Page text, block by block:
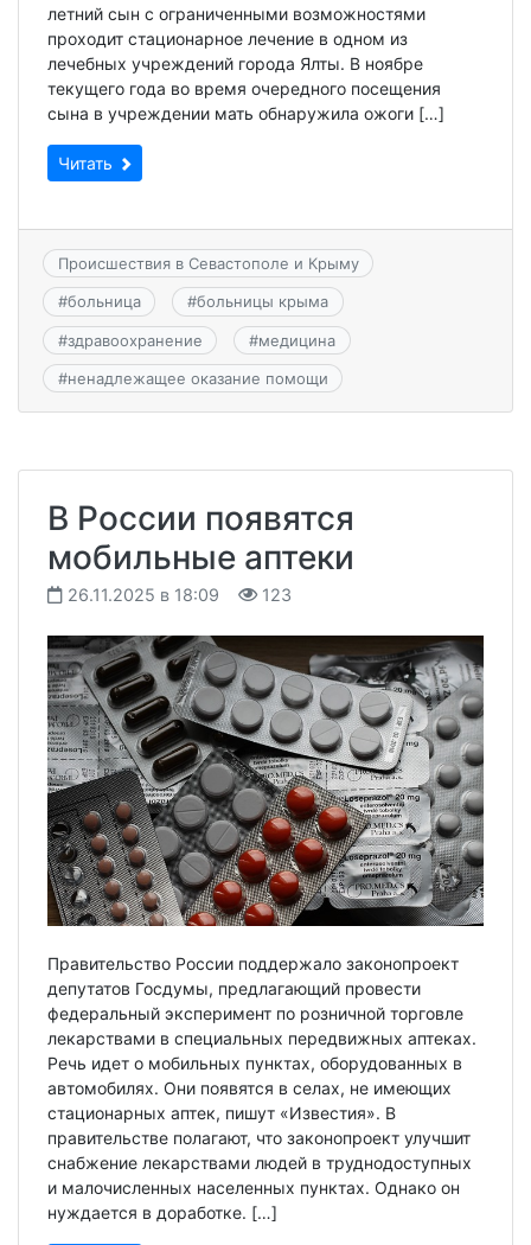
летний сын с ограниченными возможностями
проходит стационарное лечение в одном из
лечебных учреждений города Ялты. В ноябре
текущего года во время очередного посещения
сына в учреждении мать обнаружила ожоги […]
Читать
Происшествия в Севастополе и Крыму
#больница #больницы крыма
#здравоохранение #медицина
#ненадлежащее оказание помощи
В России появятся
мобильные аптеки
26.11.2025 в 18:09 123
Правительство России поддержало законопроект
депутатов Госдумы, предлагающий провести
федеральный эксперимент по розничной торговле
лекарствами в специальных передвижных аптеках.
Речь идет о мобильных пунктах, оборудованных в
автомобилях. Они появятся в селах, не имеющих
стационарных аптек, пишут «Известия». В
правительстве полагают, что законопроект улучшит
снабжение лекарствами людей в труднодоступных
и малочисленных населенных пунктах. Однако он
нуждается в доработке. […]